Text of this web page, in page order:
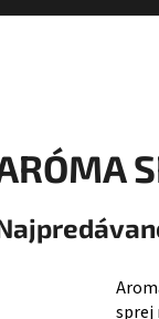
sprej